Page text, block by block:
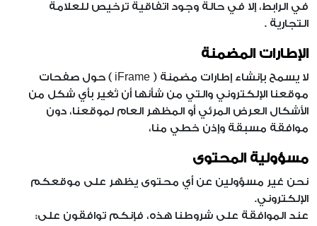
في الرابط، إلا في حالة وجود اتفاقية ترخيص للعلامة
التجارية .
الإطارات المضمنة
لا يسمح بإنشاء إطارات مضمنة ( iFrame ) حول صفحات
موقعنا الإلكتروني والتي من شأنها أن تُغير بأي شكل من
الأشكال العرض المرئي أو المظهر العام لموقعنا، دون
موافقة مسبقة وإذن خطي منا،
مسؤولية المحتوى
نحن غير مسؤولين عن أي محتوى يظهر على موقعكم
الإلكتروني.
عند الموافقة على شروطنا هذه، فإنكم توافقون على: